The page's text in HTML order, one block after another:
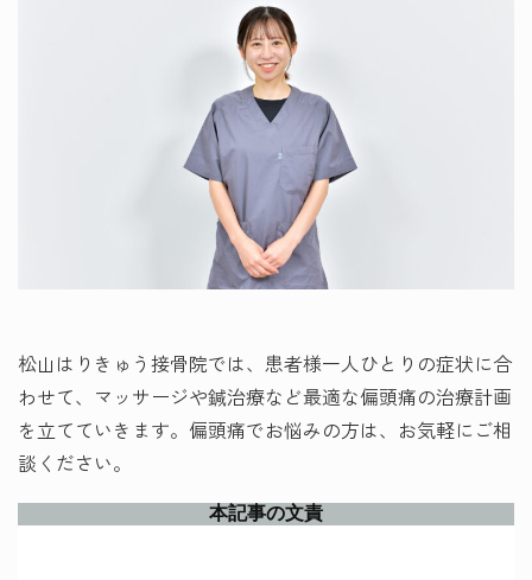
松山はりきゅう接骨院では、患者様一人ひとりの症状に合
わせて、マッサージや鍼治療など最適な偏頭痛の治療計画
を立てていきます。偏頭痛でお悩みの方は、お気軽にご相
談ください。
本記事の文責